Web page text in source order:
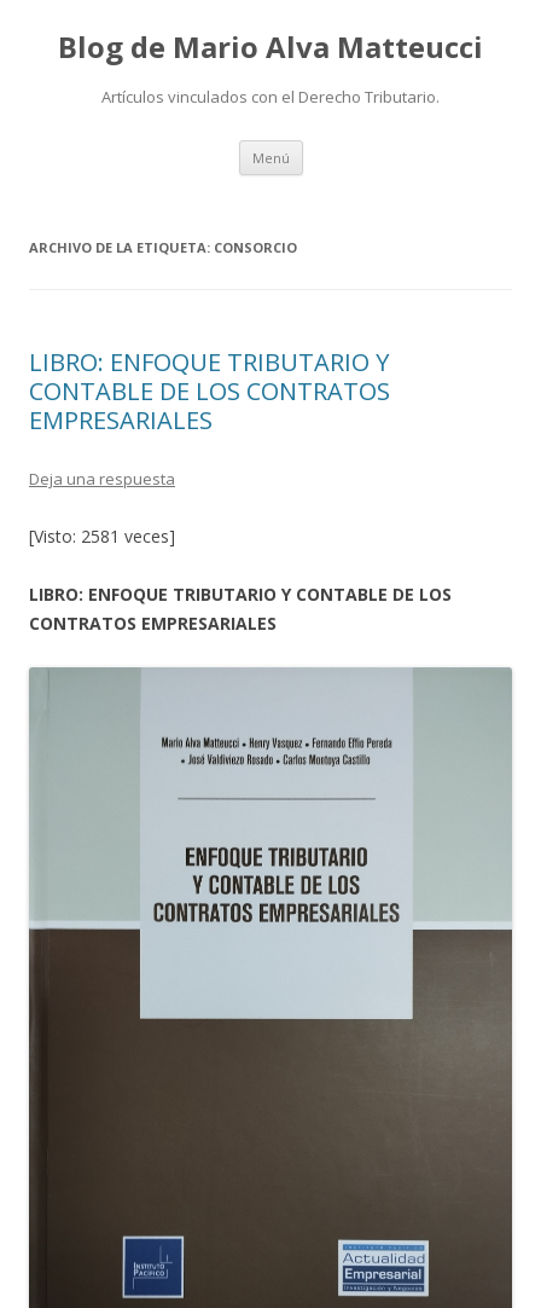
Blog de Mario Alva Matteucci
Artículos vinculados con el Derecho Tributario.
Menú Ir
contenido
ARCHIVO DE LA ETIQUETA: CONSORCIO
LIBRO: ENFOQUE TRIBUTARIO Y
CONTABLE DE LOS CONTRATOS
EMPRESARIALES
Deja una respuesta
[Visto: 2581 veces]
LIBRO: ENFOQUE TRIBUTARIO Y CONTABLE DE LOS
CONTRATOS EMPRESARIALES